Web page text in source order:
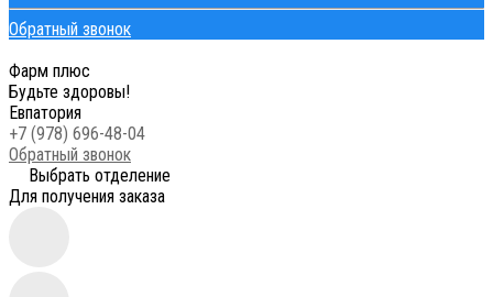
Обратный звонок
Фарм плюс
Будьте здоровы!
Евпатория
+7 (978) 696-48-04
Обратный звонок
Выбрать отделение
Для получения заказа